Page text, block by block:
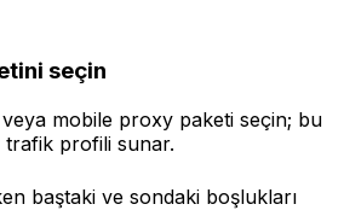
seçin
mobile proxy paketi seçin; bu
profili sunar.
baştaki ve sondaki boşlukları